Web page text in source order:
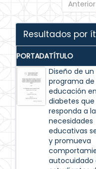
Anterior
Resultados por
PORTADATÍTULO
Diseño de un
programa de
educación en
diabetes que
responda a
necesidades
educativas
y promueva
autocuidado